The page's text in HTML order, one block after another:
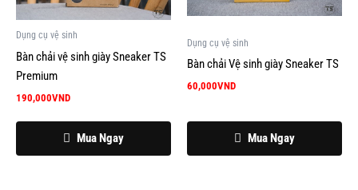
Dụng cụ vệ sinh
Bàn chải vệ sinh giày Sneaker TS
Premium
190,000VND
Mua Ngay
Dụng cụ vệ sinh
Bàn chải Vệ sinh giày Sneaker TS
60,000VND
Mua Ngay